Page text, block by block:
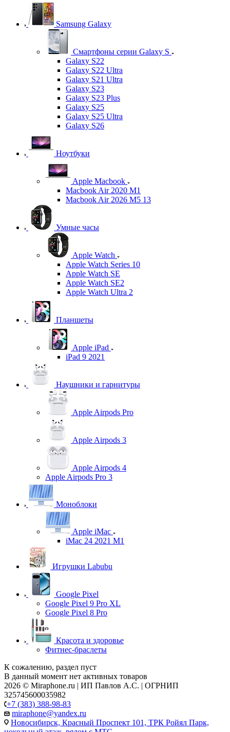
Samsung Galaxy
Смартфоны серии Galaxy S
Galaxy S22
Galaxy S22 Ultra
Galaxy S21 Ultra
Galaxy S23
Galaxy S23 Plus
Galaxy S25
Galaxy S25 Ultra
Galaxy S26
Ноутбуки
Apple Macbook
Macbook Air 2020 M1
Macbook Air 2026 M5 13
Умные часы
Apple Watch
Apple Watch Series 10
Apple Watch SE
Apple Watch SE2
Apple Watch Ultra 2
Планшеты
Apple iPad
iPad 9 2021
Наушники и гарнитуры
Apple Airpods Pro
Apple Airpods 3
Apple Airpods 4
Apple Airpods Pro 3
Моноблоки
Apple iMac
iMac 24 2021 M1
Игрушки Labubu
Google Pixel
Google Pixel 9 Pro XL
Google Pixel 8 Pro
Красота и здоровье
Фитнес-браслеты
К сожалению, раздел пуст
В данный момент нет активных товаров
2026 © Miraphone.ru | ИП Павлов А.С. | ОГРНИП
325745600035982
+7 (383) 388-98-83
miraphone@yandex.ru
Новосибирск, Красный Проспект 101, ТРК Ройял Парк,